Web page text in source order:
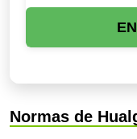
Normas de